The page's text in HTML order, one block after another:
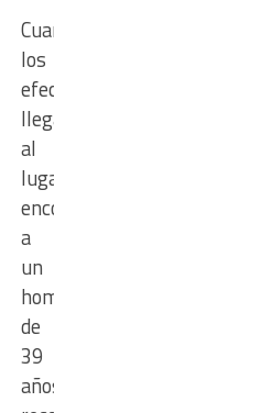
Cuando
los
efectivos
llegaron
al
lugar,
encontraron
a
un
hombre
de
39
años